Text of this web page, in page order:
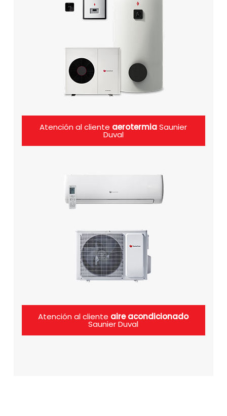
Atención al cliente aerotermiaSaunier
Duval
Atención al cliente aire acondicionado
Saunier Duval